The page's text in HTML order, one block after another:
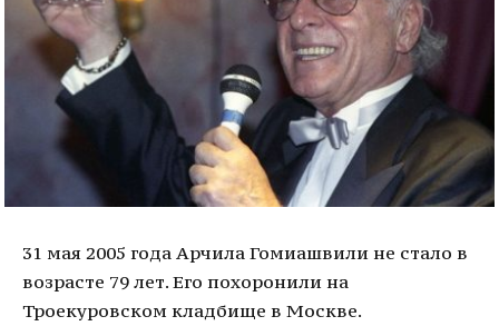
31 мая 2005 года Арчила Гомиашвили не стало в
возрасте 79 лет. Его похоронили на
Троекуровском кладбище в Москве.